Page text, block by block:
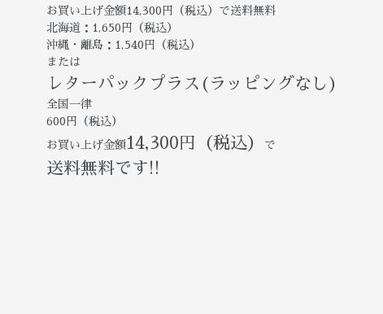
お買い上げ金額14,300円（税込）で送料無料
北海道：1,650円（税込）
沖縄・離島：1,540円（税込）
または
レターパックプラス(ラッピングなし)
全国一律
600円（税込）
お買い上げ金額14,300円（税込） で
送料無料です!!